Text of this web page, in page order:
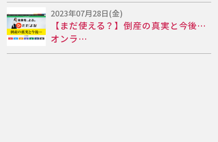
2023年07月28日(金)
【まだ使える？】倒産の真実と今後…
オンラ…